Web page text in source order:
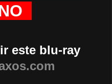
este blu-ray